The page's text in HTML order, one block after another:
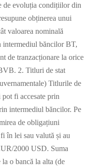
de evoluția condițiilor din
obținerea unui
valoarea nominală
intermediul băncilor BT,
de tranzacționare la orice
2. Titluri de stat
Titlurile de
fi accesate prin
intermediul băncilor. Pe
de obligațiuni
în lei sau valută și au
2000 USD. Suma
la o bancă la alta (de